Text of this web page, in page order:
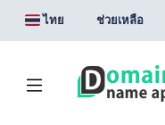
ไทย ช่วยเหลือ